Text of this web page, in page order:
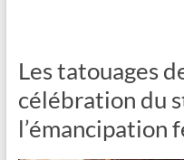
Les tatouages
célébration du
l’émancipation